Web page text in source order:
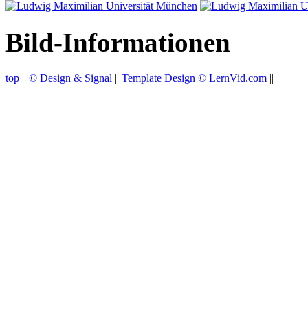
Bild-Informationen
top || © Design & Signal || Template Design © LernVid.com ||